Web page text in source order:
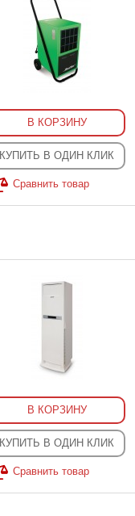
В КОРЗИНУ
КУПИТЬ В ОДИН КЛИК
Сравнить товар
В КОРЗИНУ
КУПИТЬ В ОДИН КЛИК
Сравнить товар